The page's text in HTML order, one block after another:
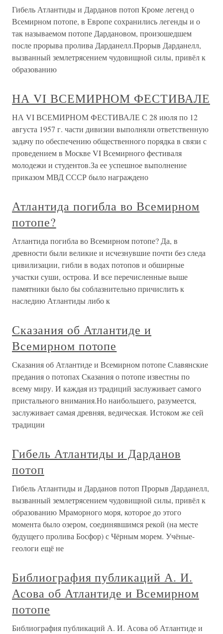
Гибель Атлантиды и Дарданов потоп Кроме легенд о
Всемирном потопе, в Европе сохранились легенды и о
так называемом потопе Дардановом, произошедшем
после прорыва пролива Дарданелл.Прорыв Дарданелл,
вызванный землетрясением чудовищной силы, привёл к
образованию
НА VI ВСЕМИРНОМ ФЕСТИВАЛЕ
НА VI ВСЕМИРНОМ ФЕСТИВАЛЕ С 28 июля по 12
августа 1957 г. части дивизии выполняли ответственную
задачу по обеспечению общественного порядка в связи с
проведением в Москве VI Всемирного фестиваля
молодежи и студентов.За ее успешное выполнение
приказом МВД СССР было награждено
Атлантида погибла во Всемирном
потопе?
Атлантида погибла во Всемирном потопе? Да, в
древности были великие и исчезнувшие почти без следа
цивилизации, гибли в водах потопов и обширные
участки суши, острова. И все перечисленные выше
памятники было бы соблазнительно причислить к
наследию Атлантиды либо к
Сказания об Атлантиде и
Всемирном потопе
Сказания об Атлантиде и Всемирном потопе Славянские
предания о потопах Сказания о потопе известны по
всему миру. И каждая из традиций заслуживает самого
пристального внимания.Но наибольшего, разумеется,
заслуживает самая древняя, ведическая. Истоком же сей
традиции
Гибель Атлантиды и Дарданов
потоп
Гибель Атлантиды и Дарданов потоп Прорыв Дарданелл,
вызванный землетрясением чудовищной силы, привёл к
образованию Мраморного моря, которое до этого
момента было озером, соединявшимся рекой (на месте
будущего пролива Босфор) с Чёрным морем. Учёные-
геологи ещё не
Библиография публикаций А. И.
Асова об Атлантиде и Всемирном
потопе
Библиография публикаций А. И. Асова об Атлантиде и